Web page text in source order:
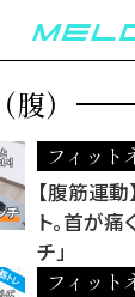
）
フィット
【腹筋運
ト。首が痛
チ」
フィット